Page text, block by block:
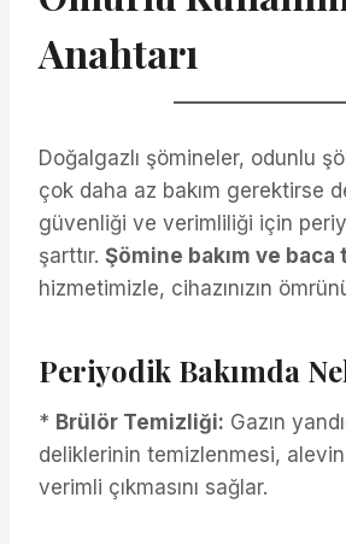
Anahtarı
Doğalgazlı şömineler, odunlu
çok daha az bakım gerektirse
güvenliği ve verimliliği için
şarttır. Şömine bakım ve
hizmetimizle, cihazınızın
Periyodik Bakımda
* Brülör Temizliği: Gazın
deliklerinin temizlenmesi,
verimli çıkmasını sağlar.